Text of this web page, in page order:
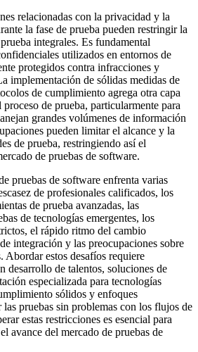
relacionadas con la privacidad y la
la fase de prueba pueden restringir la
integrales. Es fundamental
utilizados en entornos de
protegidos contra infracciones y
implementación de sólidas medidas de
de cumplimiento agrega otra capa
de prueba, particularmente para
grandes volúmenes de información
pueden limitar el alcance y la
de prueba, restringiendo así el
de pruebas de software.
pruebas de software enfrenta varias
de profesionales calificados, los
de prueba avanzadas, las
de tecnologías emergentes, los
el rápido ritmo del cambio
integración y las preocupaciones sobre
Abordar estos desafíos requiere
desarrollo de talentos, soluciones de
especializada para tecnologías
sólidos y enfoques
pruebas sin problemas con los flujos de
estas restricciones es esencial para
avance del mercado de pruebas de